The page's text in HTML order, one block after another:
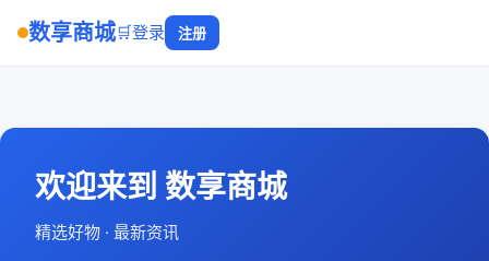
数享商城🛒登录 注册
欢迎来到 数享商城
精选好物 · 最新资讯